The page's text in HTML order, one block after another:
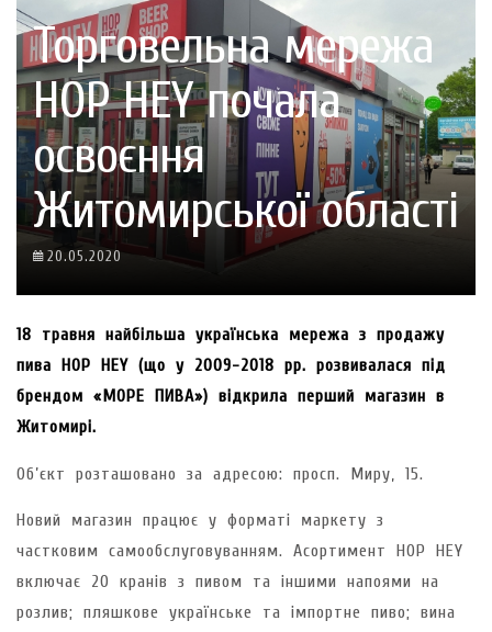
Торговельна мережа
HOP HEY почала
освоєння
Житомирської області
20.05.2020
18 травня найбільша українська мережа з продажу
пива HOP HEY (що у 2009-2018 рр. розвивалася під
брендом «МОРЕ ПИВА») відкрила перший магазин в
Житомирі.
Об’єкт розташовано за адресою: просп. Миру, 15.
Новий магазин працює у форматі маркету з
частковим самообслуговуванням. Асортимент HOP HEY
включає 20 кранів з пивом та іншими напоями на
розлив; пляшкове українське та імпортне пиво; вина